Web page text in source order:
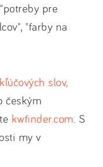
pre
"farby na
slov,
českým
kwfinder.com . S
my v